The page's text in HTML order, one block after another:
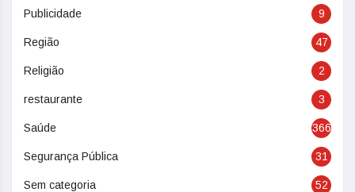
Publicidade 9
Região 47
Religião 2
restaurante 3
Saúde 366
Segurança Pública 31
Sem categoria 52